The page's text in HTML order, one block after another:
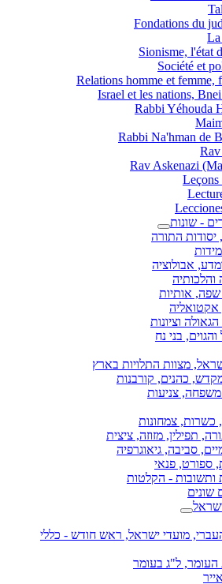
Fondations du
La
Sionisme, l'état
Société et
Relations homme et femme,
Israel et les nations,
Rabbi Yéhouda
Rabbi Na'hman de
Leçons
- שונות
יסודות התורה
אבולוציה
והלכותיה
שפה, אותיות
וציונות
בני נח
מצוות התלויות בארץ
כהנים, קורבנות
משפחה, צניעות
כשרות, צמחונות
תפילין, מזוזה, ציצית
סביבה, גיאוגרפיה
ספורט, פנאי
ותשובות - הקלטות
שונים
מועדי ישראל, ראש חודש - כללי
העומר, ל"ג בעומר